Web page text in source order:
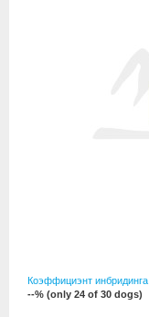
Коэффициэнт инбридинга
--% (only 24 of 30 dogs)